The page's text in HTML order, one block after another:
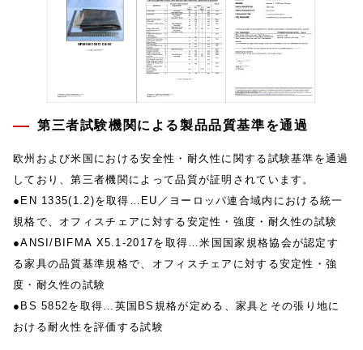
第三者試験機関による製品品質基準を通過
欧州および米国における安全性・耐久性に関する試験基準を通過
しており、第三者機関によって品質が証明されています。
●EN 1335(1.2)を取得…EU／ヨーロッパ連合域内における統一
規格で、オフィスチェアに対する安定性・強度・耐久性の試験
●ANSI/BIFMA X5.1-2017を取得…米国国家規格協会が認定す
る家具の品質基準規格で、オフィスチェアに対する安定性・強
度・耐久性の試験
●BS 5852を取得…英国BS規格が定める、家具とその張り地に
おける耐火性を評価する試験